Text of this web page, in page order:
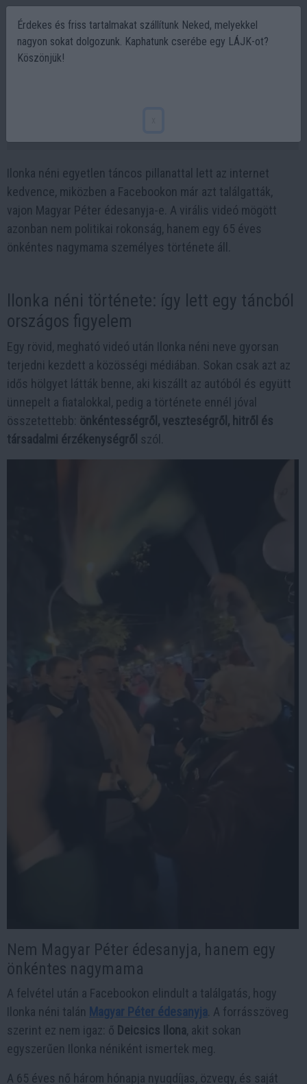
Ilonka néni egyetlen táncos pillanattal lett az internet
kedvence, miközben a Facebookon már azt találgatták,
vajon Magyar Péter édesanyja-e. A virális videó mögött
azonban nem politikai rokonság, hanem egy 65 éves
önkéntes nagymama személyes története áll.
Ilonka néni története: így lett egy táncból
országos figyelem
Egy rövid, megható videó után Ilonka néni neve gyorsan
terjedni kezdett a közösségi médiában. Sokan csak azt az
idős hölgyet látták benne, aki kiszállt az autóból és együtt
ünnepelt a fiatalokkal, pedig a története ennél jóval
összetettebb: önkéntességről, veszteségről, hitről és
társadalmi érzékenységről szól.
Nem Magyar Péter édesanyja, hanem egy
önkéntes nagymama
A felvétel után a Facebookon elindult a találgatás, hogy
Ilonka néni talán Magyar Péter édesanyja . A forrásszöveg
szerint ez nem igaz: ő Deicsics Ilona, akit sokan
egyszerűen Ilonka néniként ismertek meg.
A 65 éves nő három hónapja nyugdíjas, özvegy, és saját
Érdekes és friss tartalmakat szállítunk Neked, melyekkel
nagyon sokat dolgozunk. Kaphatunk cserébe egy LÁJK-ot?
Köszönjük!